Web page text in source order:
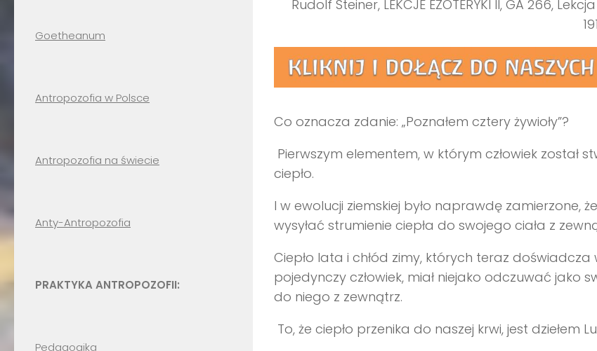
Rudolf Steiner, LEKCJE EZOTERYKI II, GA 266,
Co oznacza zdanie: „Poznałem cztery żywioły”?
Pierwszym elementem, w którym człowiek został
ciepło.
I w ewolucji ziemskiej było naprawdę zamierzone, że
wysyłać strumienie ciepła do swojego ciała z
Ciepło lata i chłód zimy, których teraz doświadcza
pojedynczy człowiek, miał niejako odczuwać jako
do niego z zewnątrz.
To, że ciepło przenika do naszej krwi, jest dziełem
Goetheanum
Antropozofia w Polsce
Antropozofia na świecie
Anty-Antropozofia
PRAKTYKA ANTROPOZOFII:
Pedagogika